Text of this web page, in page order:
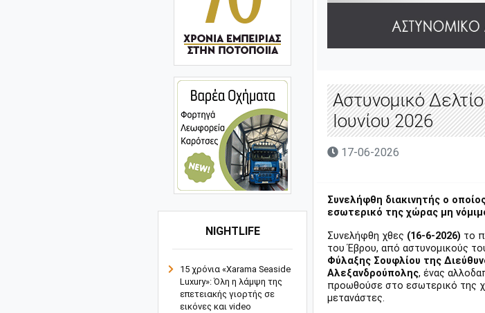
NIGHTLIFE
15 χρόνια «Xarama Seaside
Luxury»: Όλη η λάμψη της
επετειακής γιορτής σε
εικόνες και video
Αστυνομικό
Ιουνίου 2026
17-06-2026
Συνελήφθη διακινητής ο
εσωτερικό της χώρας μη
Συνελήφθη χθες (16-6-2026) το
του Έβρου, από αστυνομικούς
Φύλαξης Σουφλίου της
Αλεξανδρούπολης, ένας
προωθούσε στο εσωτερικό της
μετανάστες.